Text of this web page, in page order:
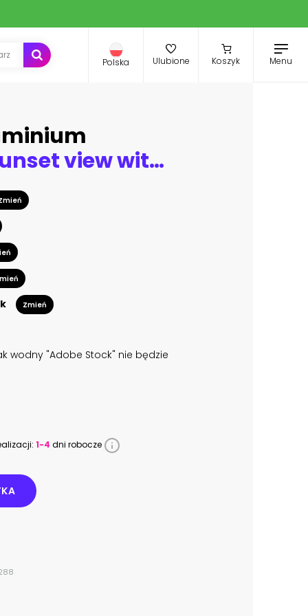
Polska Ulubione Koszyk Menu
Stunning sunset view with palm trees reflecting in swimming pool in luxury island resort in Thailand
Zmień
wodny "Adobe Stock" nie będzie
1-4 dni robocze